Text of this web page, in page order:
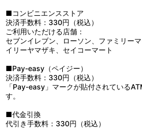
■コンビニエンスストア
決済手数料：330円（税込）
ご利用いただける店舗：
セブンイレブン、ローソン、ファミリー
イリーヤマザキ、セイコーマート
■Pay-easy（ペイジー）
決済手数料：330円（税込）
「Pay-easy」マークが貼付されている
す。
■代金引換
代引き手数料：330円（税込）